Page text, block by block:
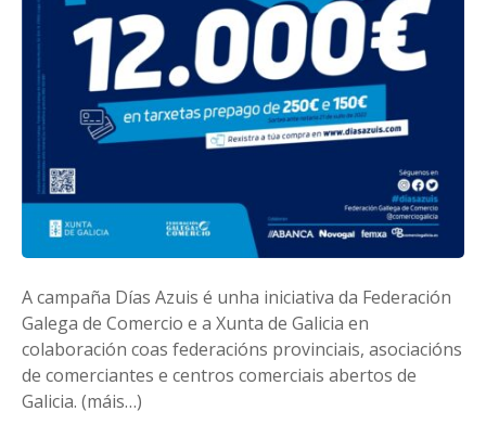
A campaña Días Azuis é unha iniciativa da Federación
Galega de Comercio e a Xunta de Galicia en
colaboración coas federacións provinciais, asociacións
de comerciantes e centros comerciais abertos de
Galicia. (máis…)